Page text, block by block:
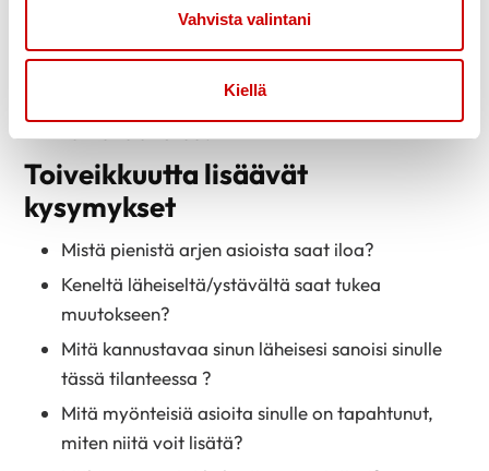
Vahvista valintani
Kiellä
Mitä voit tänään kokeilla tehdä vähän toisin?
Mikä olisi ensimmäinen pieni askel, joka sinun
Toiveikkuutta lisäävät
kysymykset
Mistä pienistä arjen asioista saat iloa?
Keneltä läheiseltä/ystävältä saat tukea
muutokseen?
Mitä kannustavaa sinun läheisesi sanoisi sinulle
tässä tilanteessa ?
Mitä myönteisiä asioita sinulle on tapahtunut,
miten niitä voit lisätä?